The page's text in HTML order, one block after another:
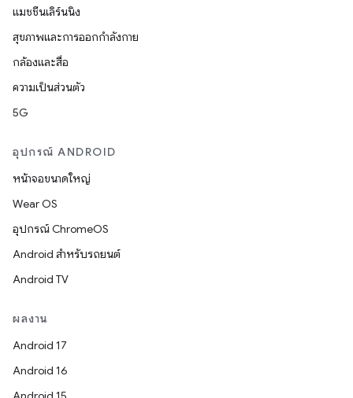
แมชชีนเลิร์นนิง
สุขภาพและการออกกำลังกาย
กล้องและสื่อ
ความเป็นส่วนตัว
5G
อุปกรณ์ ANDROID
หน้าจอขนาดใหญ่
Wear OS
อุปกรณ์ ChromeOS
Android สำหรับรถยนต์
Android TV
ผลงาน
Android 17
Android 16